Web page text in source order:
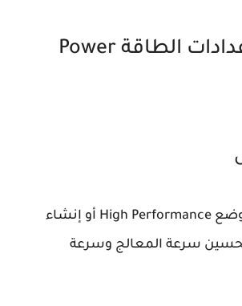
3 تحسين إعدادات الطاقة Power
يُفضّل استخدام وضع High Performance أو إنشاء
سرعة المعالج وسرعة